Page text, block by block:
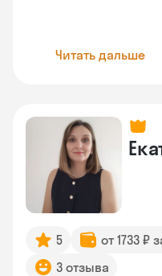
Читать дальше
5 от 1733 ₽
3 отзыва